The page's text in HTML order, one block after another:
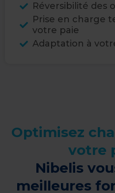
Réversibilité des
Prise en charge
votre paie
Adaptation à
Optimisez
votre
Nibelis
meilleures